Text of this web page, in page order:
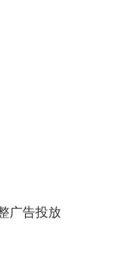
广告投放